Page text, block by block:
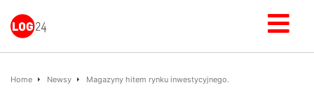
Home Newsy Magazyny hitem rynku inwestycyjnego.